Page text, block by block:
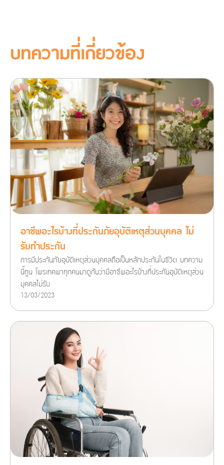
บทความที่เกี่ยวข้อง
อาชีพอะไรบ้างที่ประกันภัยอุบัติเหตุส่วนบุคคล ไม่
รับทำประกัน
การมีประกันภัยอุบัติเหตุส่วนบุคคลถือเป็นหลักประกันในชีวิต บทความ
นี้ทูน โพรเทคพาทุกคนมาดูกันว่ามีอาชีพอะไรบ้างที่ประกันอุบัติเหตุส่วน
บุคคลไม่รับ
13/03/2023